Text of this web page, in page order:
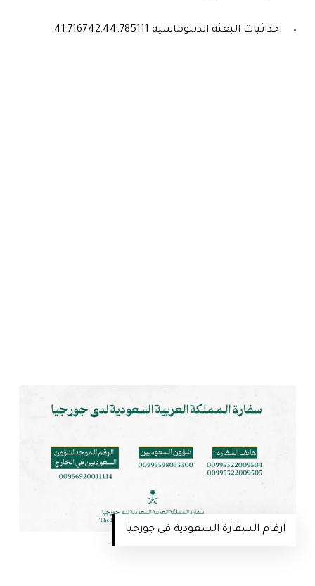
احداثيات البعثة الدبلوماسية 41.716742,44.785111
ارقام السفارة السعودية في جورجيا